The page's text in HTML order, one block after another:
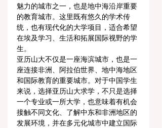
魅力的城市之一，也是地中海沿岸重要
的教育城市。这里既有悠久的学术传
统，也有现代化的大学项目，适合希望
在埃及学习、生活和拓展国际视野的学
生。
亚历山大不仅是一座海滨城市，也是一
座连接非洲、阿拉伯世界、地中海地区
和国际教育的重要城市。对于中国学生
来说，选择亚历山大求学，不只是选择
一个专业或一所大学，也意味着有机会
接触不同文化、了解中东和非洲地区的
发展环境，并在多元化城市中建立国际